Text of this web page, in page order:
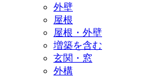
外壁
屋根
屋根・外壁
増築を含む
玄関・窓
外構